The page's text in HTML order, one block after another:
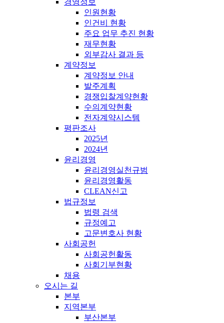
경영정보
인원현황
인건비 현황
주요 업무 추진 현황
재무현황
외부감사 결과 등
계약정보
계약정보 안내
발주계획
경쟁입찰계약현황
수의계약현황
전자계약시스템
평판조사
2025년
2024년
윤리경영
윤리경영실천규범
윤리경영활동
CLEAN신고
법규정보
법령 검색
규정예고
고문변호사 현황
사회공헌
사회공헌활동
사회기부현황
채용
오시는 길
본부
지역본부
부산본부